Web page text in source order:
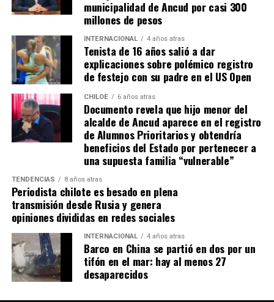
La medida planteada por González y Raphael amenaza el
sustento de aproximadamente 17.000 familias que se
desempeñan en la pesca, la recolección de algas, la
mariscadería y otras actividades relacionadas con el mar.
Esta es una de las industrias más vulnerables del país,
que, lejos de recibir el respaldo de los poderes públicos,
ve cómo sus derechos se ven amenazados por una
legislación que favorece a las grandes corporaciones.
municipalidad de Ancud por casi 300
millones de pesos
INTERNACIONAL 4 años atras
Tenista de 16 años salió a dar
explicaciones sobre polémico registro
de festejo con su padre en el US Open
CHILOE 6 años atras
Documento revela que hijo menor del
alcalde de Ancud aparece en el registro
de Alumnos Prioritarios y obtendría
beneficios del Estado por pertenecer a
una supuesta familia “vulnerable”
TENDENCIAS 8 años atras
Periodista chilote es besado en plena
transmisión desde Rusia y genera
opiniones divididas en redes sociales
INTERNACIONAL 4 años atras
Barco en China se partió en dos por un
tifón en el mar: hay al menos 27
desaparecidos